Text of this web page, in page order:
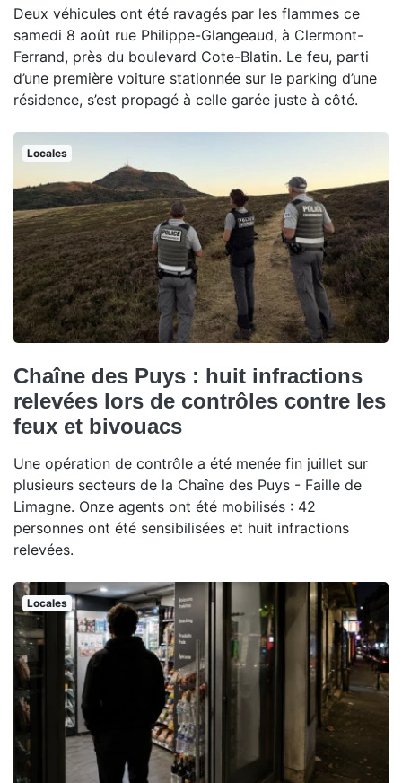
Deux véhicules ont été ravagés par les flammes ce
samedi 8 août rue Philippe-Glangeaud, à Clermont-
Ferrand, près du boulevard Cote-Blatin. Le feu, parti
d’une première voiture stationnée sur le parking d’une
résidence, s’est propagé à celle garée juste à côté.
Locales
Chaîne des Puys : huit infractions
relevées lors de contrôles contre les
feux et bivouacs
Une opération de contrôle a été menée fin juillet sur
plusieurs secteurs de la Chaîne des Puys - Faille de
Limagne. Onze agents ont été mobilisés : 42
personnes ont été sensibilisées et huit infractions
relevées.
Locales